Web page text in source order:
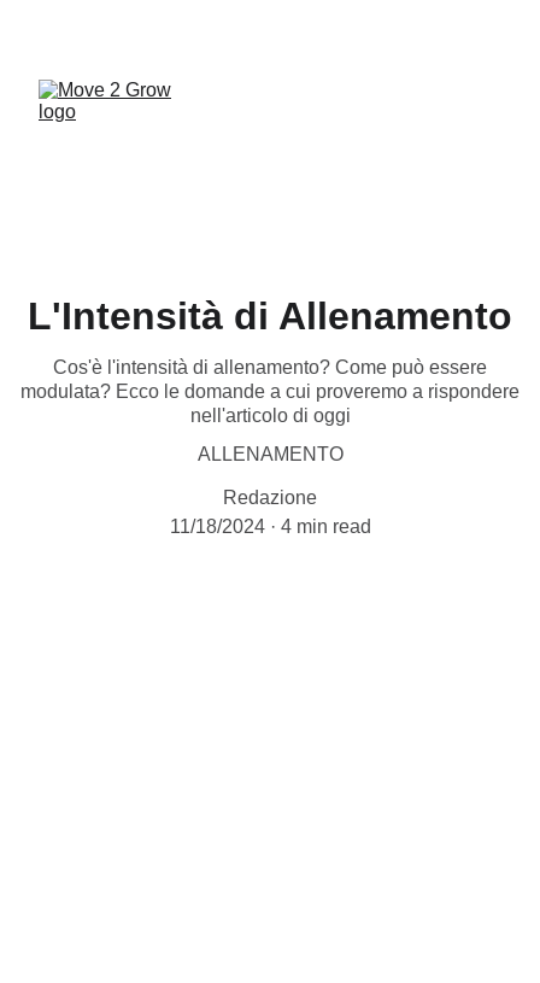
L'Intensità di Allenamento
Cos'è l'intensità di allenamento? Come può essere
modulata? Ecco le domande a cui proveremo a rispondere
nell'articolo di oggi
ALLENAMENTO
Redazione
11/18/2024
4 min read